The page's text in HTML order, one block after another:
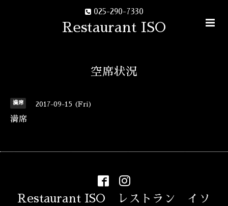
025-290-7330
Restaurant ISO
空席状況
満席 2017-09-15 (Fri)
満席
Restaurant ISO レストラン イソ